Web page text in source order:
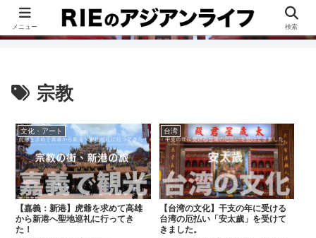
このブログは、台湾が好きすぎて移住したRieがグルメ、観光、生活・ビジネ
ス情報、アジア旅経験などをまとめた台湾ブログです。
宗教
文化・アート
【嘉義：新港】虎爺を求めて高雄
から新港へ聖地巡礼に行ってき
た！
台湾
【台湾の文化】干支の年に受ける
台湾の厄払い「安太歲」を受けて
きました。
メニュー 検索